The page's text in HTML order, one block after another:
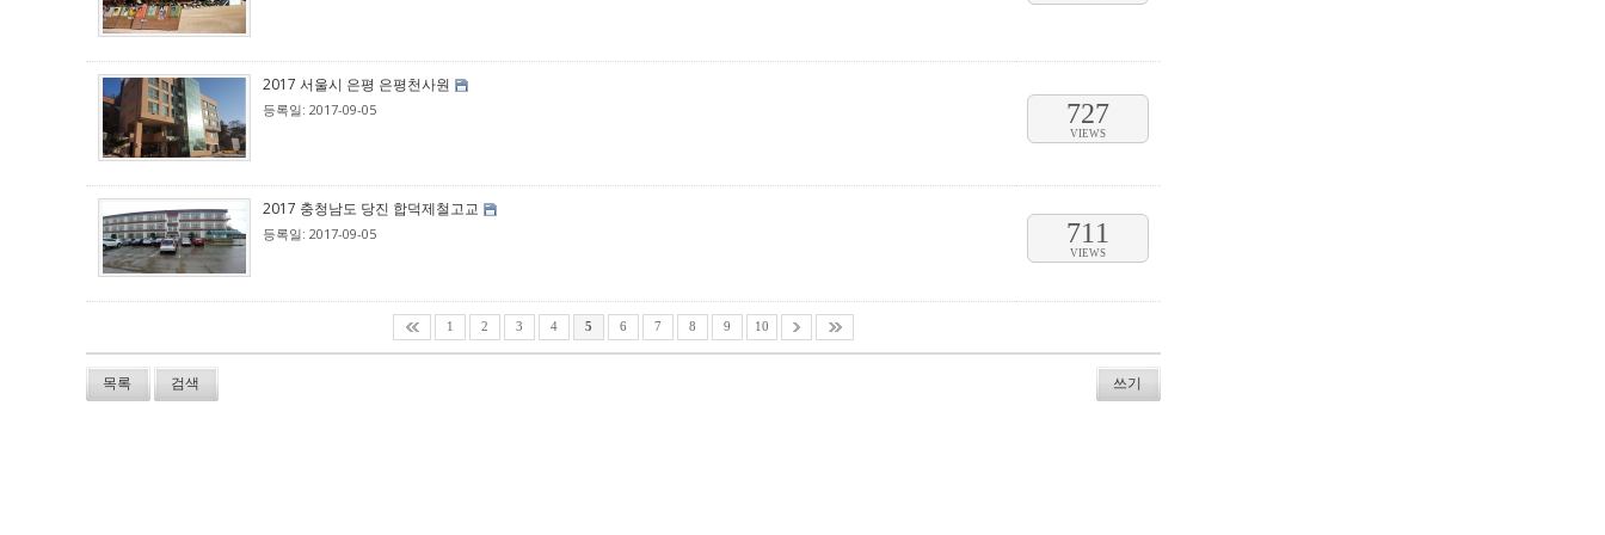
2017 서울시 은평 은평천사원
등록일: 2017-09-05 727
VIEWS
2017 충청남도 당진 합덕제철고교
등록일: 2017-09-05 711
VIEWS
1 2 3 4 5 6 7 8 9 10
목록 검색 쓰기